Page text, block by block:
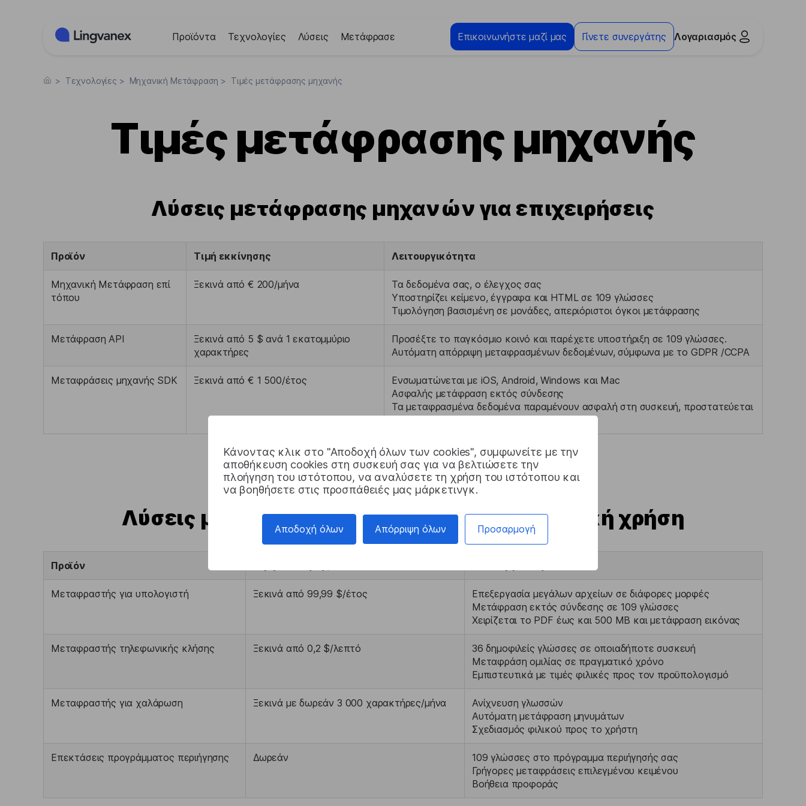
Κάνοντας κλικ στο "Αποδοχή όλων των cookies", συμφωνείτε με την
αποθήκευση cookies στη συσκευή σας για να βελτιώσετε την
πλοήγηση του ιστότοπου, να αναλύσετε τη χρήση του ιστότοπου και
να βοηθήσετε στις προσπάθειές μας μάρκετινγκ.
Αποδοχή όλων Απόρριψη όλων Προσαρμογή
Προϊόντα Τεχνολογίες Λύσεις Μετάφρασε Επικοινωνήστε μαζί μας Γίνετε συνεργάτης Λογαριασμός
> Τεχνολογίες > Μηχανική Μετάφραση > Τιμές μετάφρασης μηχανής
Τιμές μετάφρασης μηχανής
Λύσεις μετάφρασης μηχανών για επιχειρήσεις
Προϊόν Τιμή εκκίνησης Λειτουργικότητα
Μηχανική Μετάφραση επί
τόπου
Ξεκινά από € 200/μήνα
Τα δεδομένα σας, ο έλεγχος σας
Υποστηρίζει κείμενο, έγγραφα και HTML σε 109 γλώσσες
Τιμολόγηση βασισμένη σε μονάδες, απεριόριστοι όγκοι μετάφρασης
Μετάφραση API
Ξεκινά από 5 $ ανά 1 εκατομμύριο
χαρακτήρες
Προσέξτε το παγκόσμιο κοινό και παρέχετε υποστήριξη σε 109 γλώσσες.
Αυτόματη απόρριψη μεταφρασμένων δεδομένων, σύμφωνα με το GDPR /CCPA
Μεταφράσεις μηχανής SDK Ξεκινά από € 1 500/έτος
Ενσωματώνεται με iOS, Android, Windows και Mac
Ασφαλής μετάφραση εκτός σύνδεσης
Τα μεταφρασμένα δεδομένα παραμένουν ασφαλή στη συσκευή, προστατεύεται
Λύσεις μετάφρασης μηχανών για προσωπική χρήση
Προϊόν
Μεταφραστής για υπολογιστή Ξεκινά από 99,99 $/έτος
Επεξεργασία μεγάλων αρχείων σε διάφορες μορφές
Μετάφραση εκτός σύνδεσης σε 109 γλώσσες
Χειρίζεται το PDF έως και 500 MB και μετάφραση εικόνας
Μεταφραστής τηλεφωνικής κλήσης Ξεκινά από 0,2 $/λεπτό
36 δημοφιλείς γλώσσες σε οποιαδήποτε συσκευή
Μεταφράση ομιλίας σε πραγματικό χρόνο
Εμπιστευτικά με τιμές φιλικές προς τον προϋπολογισμό
Μεταφραστής για χαλάρωση Ξεκινά με δωρεάν 3 000 χαρακτήρες/μήνα
Ανίχνευση γλωσσών
Αυτόματη μετάφραση μηνυμάτων
Σχεδιασμός φιλικού προς το χρήστη
Επεκτάσεις προγράμματος περιήγησης Δωρεάν
109 γλώσσες στο πρόγραμμα περιήγησής σας
Γρήγορες μεταφράσεις επιλεγμένου κειμένου
Βοήθεια προφοράς